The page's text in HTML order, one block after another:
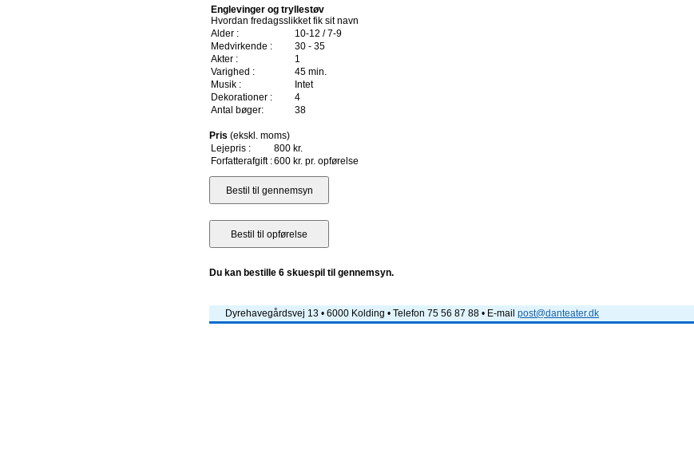
Englevinger og tryllestøv
Hvordan fredagsslikket fik sit navn
Alder :
10-12 / 7-9
Medvirkende :
30 - 35
Akter :
1
Varighed :
45 min.
Musik :
Intet
Dekorationer :
4
Antal bøger:
38
Pris (ekskl. moms)
Lejepris :
800 kr.
Forfatterafgift :600 kr. pr. opførelse
Du kan bestille 6 skuespil til gennemsyn.
Dyrehavegårdsvej 13 • 6000 Kolding • Telefon 75 56 87 88 • E-mail post@danteater.dk